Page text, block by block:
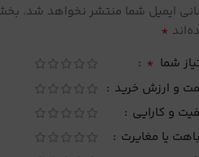
ایمیل شما منتشر نخواهد شد.
*
شما *
و ارزش خرید
و کارایی
یا مغایرت